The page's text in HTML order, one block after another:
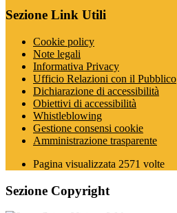
Sezione Link Utili
Cookie policy
Note legali
Informativa Privacy
Ufficio Relazioni con il Pubblico
Dichiarazione di accessibilità
Obiettivi di accessibilità
Whistleblowing
Gestione consensi cookie
Amministrazione trasparente
Pagina visualizzata 2571 volte
Sezione Copyright